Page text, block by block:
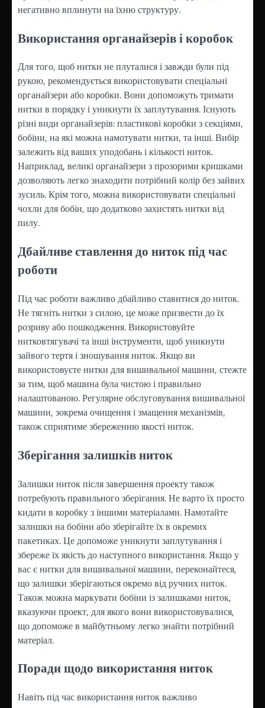
негативно вплинути на їхню структуру.
Використання органайзерів і коробок
Для того, щоб нитки не плуталися і завжди були під
рукою, рекомендується використовувати спеціальні
органайзери або коробки. Вони допоможуть тримати
нитки в порядку і уникнути їх заплутування. Існують
різні види органайзерів: пластикові коробки з секціями,
бобіни, на які можна намотувати нитки, та інші. Вибір
залежить від ваших уподобань і кількості ниток.
Наприклад, великі органайзери з прозорими кришками
дозволяють легко знаходити потрібний колір без зайвих
зусиль. Крім того, можна використовувати спеціальні
чохли для бобін, що додатково захистять нитки від
пилу.
Дбайливе ставлення до ниток під час
роботи
Під час роботи важливо дбайливо ставитися до ниток.
Не тягніть нитки з силою, це може призвести до їх
розриву або пошкодження. Використовуйте
нитковтягувачі та інші інструменти, щоб уникнути
зайвого тертя і зношування ниток. Якщо ви
використовуєте нитки для вишивальної машини, стежте
за тим, щоб машина була чистою і правильно
налаштованою. Регулярне обслуговування вишивальної
машини, зокрема очищення і змащення механізмів,
також сприятиме збереженню якості ниток.
Зберігання залишків ниток
Залишки ниток після завершення проекту також
потребують правильного зберігання. Не варто їх просто
кидати в коробку з іншими матеріалами. Намотайте
залишки на бобіни або зберігайте їх в окремих
пакетиках. Це допоможе уникнути заплутування і
збереже їх якість до наступного використання. Якщо у
вас є нитки для вишивальної машини, переконайтеся,
що залишки зберігаються окремо від ручних ниток.
Також можна маркувати бобіни із залишками ниток,
вказуючи проект, для якого вони використовувалися,
що допоможе в майбутньому легко знайти потрібний
матеріал.
Поради щодо використання ниток
Навіть під час використання ниток важливо